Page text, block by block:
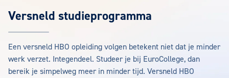
Versneld studieprogramma
Een versneld HBO opleiding volgen betekent niet dat je minder
werk verzet. Integendeel. Studeer je bij EuroCollege, dan
bereik je simpelweg meer in minder tijd. Versneld HBO